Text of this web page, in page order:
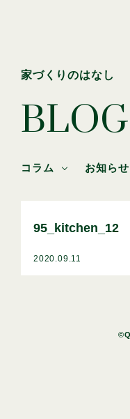
家づくりのはなし
BLOG
コラム お知らせ
95_kitchen_12
2020.09.11